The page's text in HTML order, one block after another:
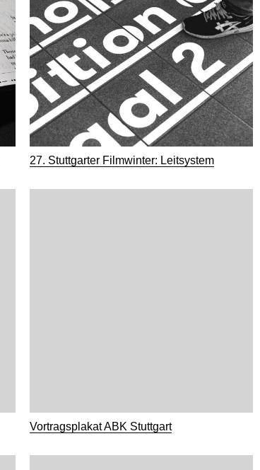
27. Stuttgarter Filmwinter: Leitsystem
Vortragsplakat ABK Stuttgart